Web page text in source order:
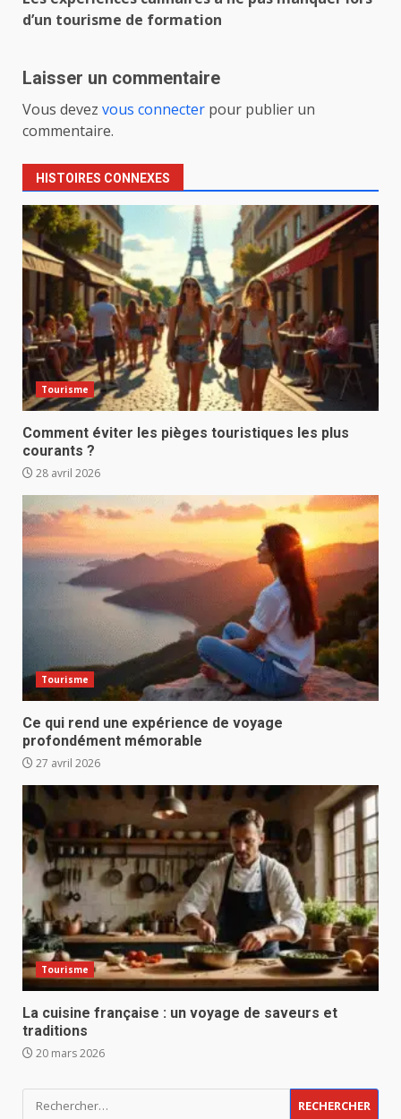
d’un tourisme de formation
Laisser un commentaire
Vous devez vous connecter pour publier un
commentaire.
HISTOIRES CONNEXES
Tourisme
Comment éviter les pièges touristiques les plus
courants ?
28 avril 2026
Tourisme
Ce qui rend une expérience de voyage
profondément mémorable
27 avril 2026
Tourisme
La cuisine française : un voyage de saveurs et
traditions
20 mars 2026
Rechercher :